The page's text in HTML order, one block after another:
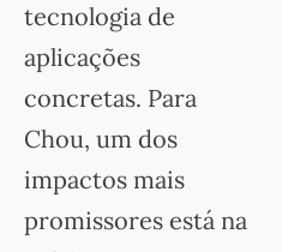
tecnologia de
aplicações
concretas. Para
Chou, um dos
impactos mais
promissores está na